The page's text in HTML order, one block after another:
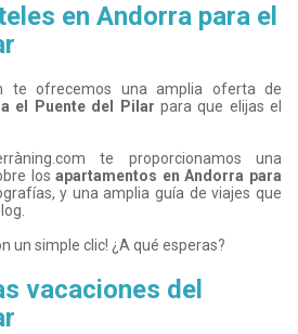
en Andorra para el
te ofrecemos una amplia oferta de
el Puente del Pilar para que elijas el
te proporcionamos una
losapartamentos en Andorra para
y una amplia guía de viajes que
un simple clic! ¿A qué esperas?
vacaciones del